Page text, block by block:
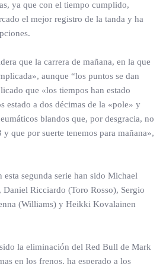
ya que con el tiempo cumplido,
el mejor registro de la tanda y ha
que la carrera de mañana, en la que
aunque “los puntos se dan
que «los tiempos han estado
estado a dos décimas de la «pole» y
blandos que, por desgracia, no
que por suerte tenemos para mañana»,
esta segunda serie han sido Michael
Daniel Ricciardo (Toro Rosso), Sergio
(Williams) y Heikki Kovalainen
la eliminación del Red Bull de Mark
en los frenos, ha esperado a los